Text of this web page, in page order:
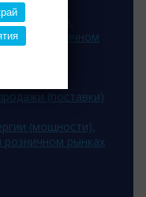
мощности,
на розничном
(поставки)
(мощности),
рынках